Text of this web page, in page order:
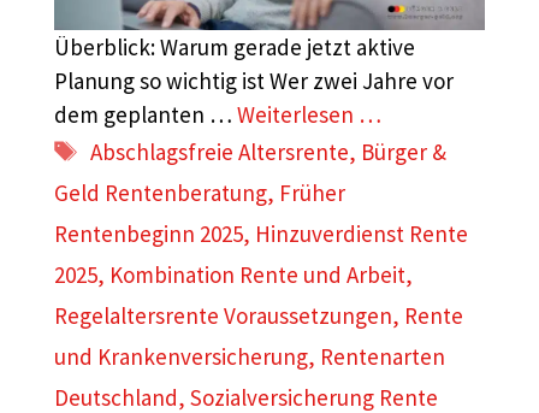
Überblick: Warum gerade jetzt aktive
Planung so wichtig ist Wer zwei Jahre vor
dem geplanten … Weiterlesen …
Schlagwörter
Abschlagsfreie Altersrente, Bürger &
Geld Rentenberatung, Früher
Rentenbeginn 2025, Hinzuverdienst Rente
2025, Kombination Rente und Arbeit,
Regelaltersrente Voraussetzungen, Rente
und Krankenversicherung, Rentenarten
Deutschland, Sozialversicherung Rente